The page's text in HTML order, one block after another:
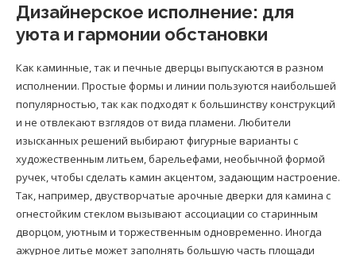
Дизайнерское исполнение: для
уюта и гармонии обстановки
Как каминные, так и печные дверцы выпускаются в разном
исполнении. Простые формы и линии пользуются наибольшей
популярностью, так как подходят к большинству конструкций
и не отвлекают взглядов от вида пламени. Любители
изысканных решений выбирают фигурные варианты с
художественным литьем, барельефами, необычной формой
ручек, чтобы сделать камин акцентом, задающим настроение.
Так, например, двустворчатые арочные дверки для камина с
огнестойким стеклом вызывают ассоциации со старинным
дворцом, уютным и торжественным одновременно. Иногда
ажурное литье может заполнять большую часть площади